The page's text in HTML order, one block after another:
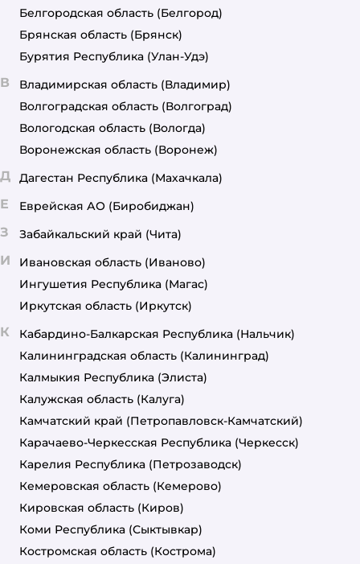
Белгородская область (Белгород)
Брянская область (Брянск)
Бурятия Республика (Улан-Удэ)
В Владимирская область (Владимир)
Волгоградская область (Волгоград)
Вологодская область (Вологда)
Воронежская область (Воронеж)
Д Дагестан Республика (Махачкала)
Е Еврейская АО (Биробиджан)
З Забайкальский край (Чита)
И Ивановская область (Иваново)
Ингушетия Республика (Магас)
Иркутская область (Иркутск)
К Кабардино-Балкарская Республика (Нальчик)
Калининградская область (Калининград)
Калмыкия Республика (Элиста)
Калужская область (Калуга)
Камчатский край (Петропавловск-Камчатский)
Карачаево-Черкесская Республика (Черкесск)
Карелия Республика (Петрозаводск)
Кемеровская область (Кемерово)
Кировская область (Киров)
Коми Республика (Сыктывкар)
Костромская область (Кострома)